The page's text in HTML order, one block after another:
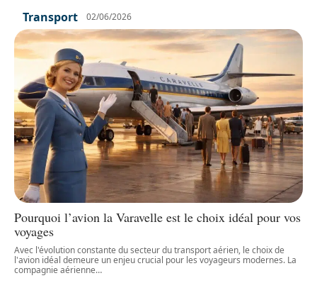
Transport 02/06/2026
Pourquoi l’avion la Varavelle est le choix idéal pour vos
voyages
Avec l'évolution constante du secteur du transport aérien, le choix de
l'avion idéal demeure un enjeu crucial pour les voyageurs modernes. La
compagnie aérienne…